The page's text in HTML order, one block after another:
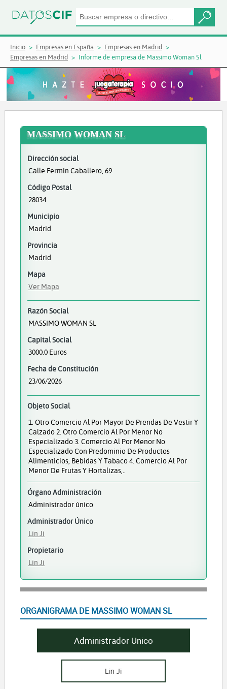
Inicio Empresas en España
Empresas en Madrid
Empresas en Madrid
Informe de empresa de Massimo Woman Sl
MASSIMO WOMAN SL
Dirección social
Calle Fermin Caballero, 69
Código Postal
28034
Municipio
Madrid
Provincia
Madrid
Mapa
Ver Mapa
Razón Social
MASSIMO WOMAN SL
Capital Social
3000.0 Euros
Fecha de Constitución
23/06/2026
Objeto Social
1. Otro Comercio Al Por Mayor De Prendas De Vestir Y
Calzado 2. Otro Comercio Al Por Menor No
Especializado 3. Comercio Al Por Menor No
Especializado Con Predominio De Productos
Alimenticios, Bebidas Y Tabaco 4. Comercio Al Por
Menor De Frutas Y Hortalizas,..
Órgano Administración
Administrador único
Administrador Único
Lin Ji
Propietario
Lin Ji
ORGANIGRAMA DE MASSIMO WOMAN SL
Administrador Unico
Lin Ji